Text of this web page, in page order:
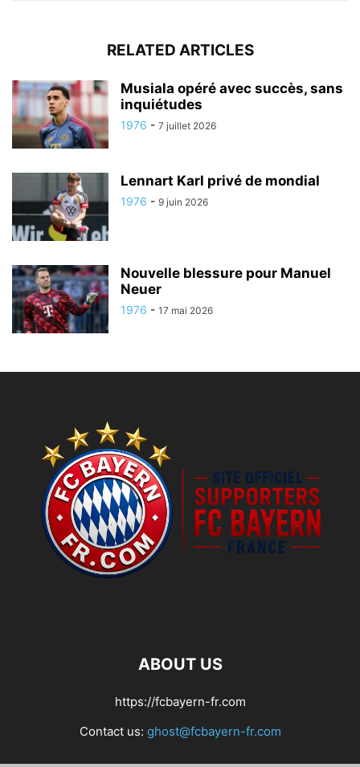
RELATED ARTICLES
Musiala opéré avec succès, sans
inquiétudes
1976 - 7 juillet 2026
Lennart Karl privé de mondial
1976 - 9 juin 2026
Nouvelle blessure pour Manuel
Neuer
1976 - 17 mai 2026
ABOUT US
https://fcbayern-fr.com
Contact us: ghost@fcbayern-fr.com